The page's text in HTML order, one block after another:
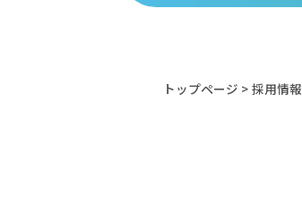
トップページ > 採用情報